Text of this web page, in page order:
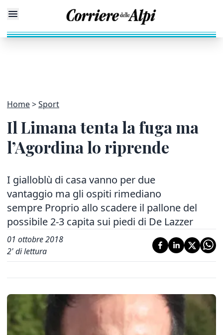
Home Sport
Il Limana tenta la fuga ma
l’Agordina lo riprende
I gialloblù di casa vanno per due
vantaggio ma gli ospiti rimediano
sempre Proprio allo scadere il pallone del
possibile 2-3 capita sui piedi di De Lazzer
01 ottobre 2018
2' di lettura